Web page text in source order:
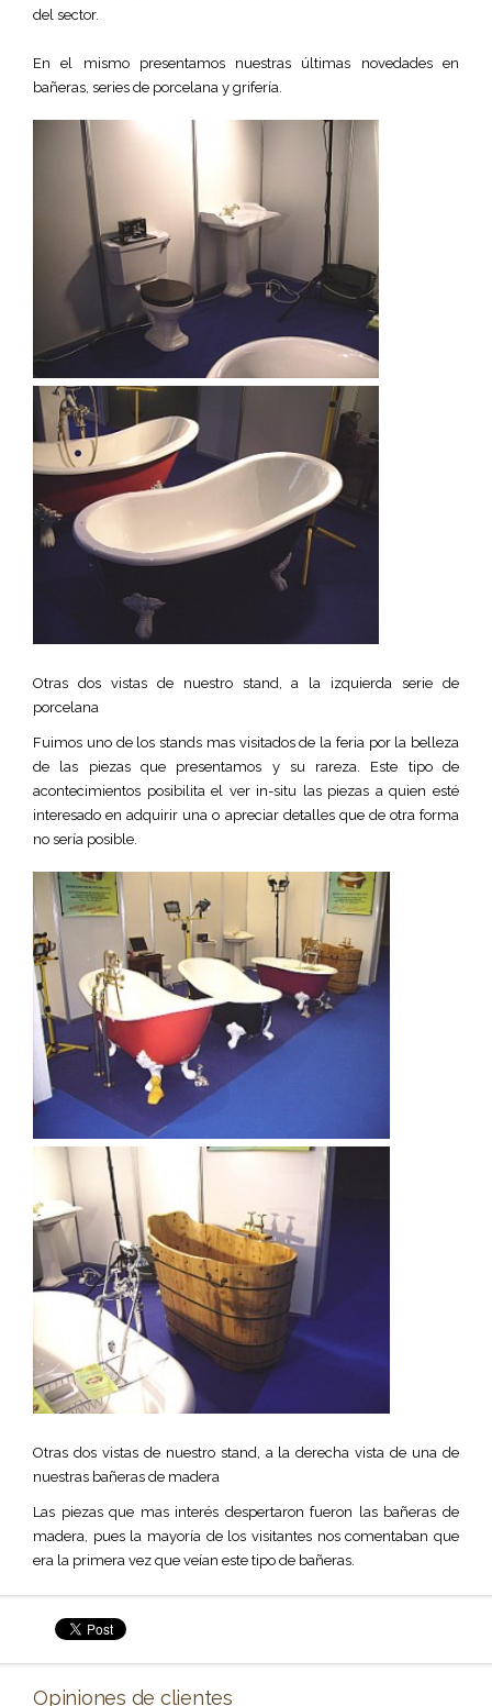
del sector.
En el mismo presentamos nuestras últimas novedades en
bañeras, series de porcelana y grifería.
Otras dos vistas de nuestro stand, a la izquierda serie de
porcelana
Fuimos uno de los stands mas visitados de la feria por la belleza
de las piezas que presentamos y su rareza. Este tipo de
acontecimientos posibilita el ver in-situ las piezas a quien esté
interesado en adquirir una o apreciar detalles que de otra forma
no sería posible.
Otras dos vistas de nuestro stand, a la derecha vista de una de
nuestras bañeras de madera
Las piezas que mas interés despertaron fueron las bañeras de
madera, pues la mayoría de los visitantes nos comentaban que
era la primera vez que veían este tipo de bañeras.
Opiniones de clientes